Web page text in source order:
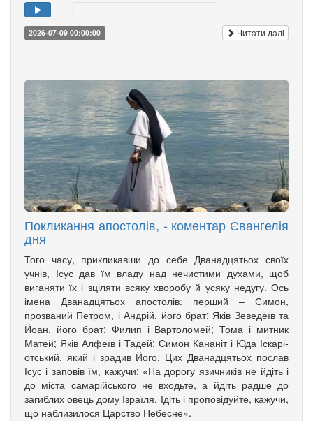
2026-07-09 00:00:00 Читати далі
Покликання апостолів, - коментар Євангелія
дня
Того часу, прикликавши до себе Дванадцятьох своїх
учнів, Ісус дав їм владу над нечистими духами, щоб
вига­няти їх і зціляти всяку хворобу й усяку недугу. Ось
імена Дванадцятьох апо­столів: перший – Симон,
прозваний Петром, і Андрій, його брат; Яків Зе­­ведеїв та
Йоан, його брат; Филип і Вартоломей; Тома і мит­ник
Матей; Яків Алфеїв і Та­дей; Симон Кананіт і Юда Іска­рі­
от­ський, який і зрадив Його. Цих Дванадцятьох послав
Ісус і заповів їм, кажучи: «На дорогу язич­ників не йдіть і
до міста самарійського не входьте, а йдіть радше до
загиблих овець дому Ізраїля. Ідіть і проповідуйте, кажучи,
що наблизилося Царство Небесне».